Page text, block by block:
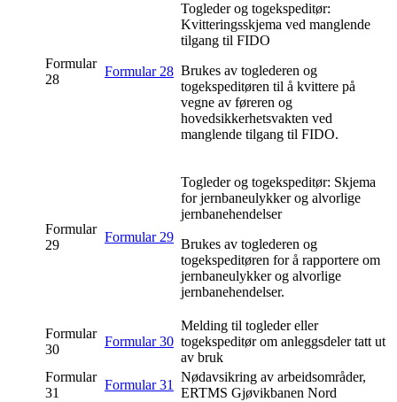
Formular
28
Formular 28
Togleder og togekspeditør:
Kvitteringsskjema ved manglende
tilgang til FIDO
Brukes av toglederen og
togekspeditøren til å kvittere på
vegne av føreren og
hovedsikkerhetsvakten ved
manglende tilgang til FIDO.
Formular
29
Formular 29
Togleder og togekspeditør: Skjema
for jernbaneulykker og alvorlige
jernbanehendelser
Brukes av toglederen og
togekspeditøren for å rapportere om
jernbaneulykker og alvorlige
jernbanehendelser.
Formular
30
Formular 30
Melding til togleder eller
togekspeditør om anleggsdeler tatt ut
av bruk
Formular
31
Formular 31
Nødavsikring av arbeidsområder,
ERTMS Gjøvikbanen Nord